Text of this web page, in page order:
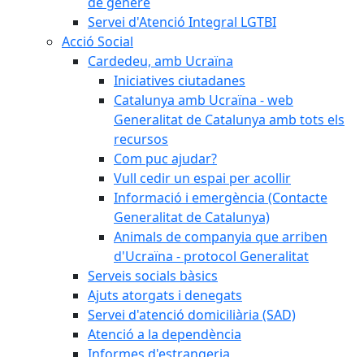
Servei d'Atenció Integral LGTBI
Acció Social
Cardedeu, amb Ucraïna
Iniciatives ciutadanes
Catalunya amb Ucraïna - web
Generalitat de Catalunya amb tots els
recursos
Com puc ajudar?
Vull cedir un espai per acollir
Informació i emergència (Contacte
Generalitat de Catalunya)
Animals de companyia que arriben
d'Ucraïna - protocol Generalitat
Serveis socials bàsics
Ajuts atorgats i denegats
Servei d'atenció domiciliària (SAD)
Atenció a la dependència